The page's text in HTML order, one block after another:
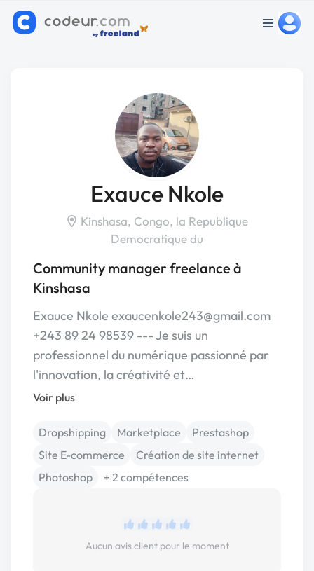
Exauce Nkole
Kinshasa, Congo, la Republique
Democratique du
Community manager freelance à
Kinshasa
Exauce Nkole exaucenkole243@gmail.com
+243 89 24 98539 --- Je suis un
professionnel du numérique passionné par
l'innovation, la créativité et…
Voir plus
Dropshipping Marketplace
Prestashop
Site E-commerce
Création de site internet
Photoshop
+ 2 compétences
Aucun avis client pour le moment